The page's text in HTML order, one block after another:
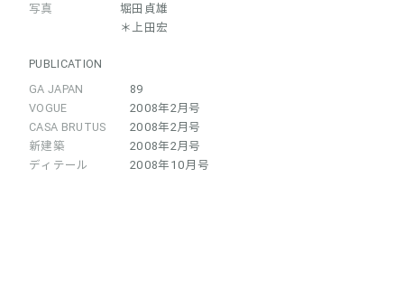
写真
堀田貞雄
＊上田宏
PUBLICATION
GA JAPAN
VOGUE
CASA BRUTUS
新建築
ディテール
89
2008年2月号
2008年2月号
2008年2月号
2008年10月号